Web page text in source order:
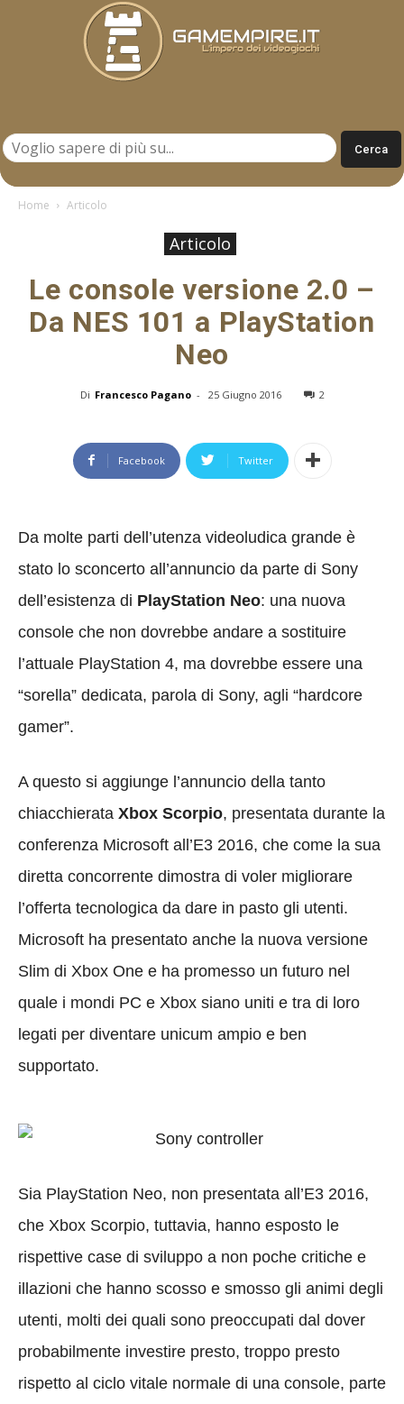
Home Articolo
Articolo
Le console versione 2.0 –
Da NES 101 a PlayStation
Neo
Di Francesco Pagano - 25 Giugno 2016 2
Facebook Twitter
Da molte parti dell’utenza videoludica grande è
stato lo sconcerto all’annuncio da parte di Sony
dell’esistenza di PlayStation Neo: una nuova
console che non dovrebbe andare a sostituire
l’attuale PlayStation 4, ma dovrebbe essere una
“sorella” dedicata, parola di Sony, agli “hardcore
gamer”.
A questo si aggiunge l’annuncio della tanto
chiacchierata Xbox Scorpio, presentata durante la
conferenza Microsoft all’E3 2016, che come la sua
diretta concorrente dimostra di voler migliorare
l’offerta tecnologica da dare in pasto gli utenti.
Microsoft ha presentato anche la nuova versione
Slim di Xbox One e ha promesso un futuro nel
quale i mondi PC e Xbox siano uniti e tra di loro
legati per diventare unicum ampio e ben
supportato.
Sia PlayStation Neo, non presentata all’E3 2016,
che Xbox Scorpio, tuttavia, hanno esposto le
rispettive case di sviluppo a non poche critiche e
illazioni che hanno scosso e smosso gli animi degli
utenti, molti dei quali sono preoccupati dal dover
probabilmente investire presto, troppo presto
rispetto al ciclo vitale normale di una console, parte